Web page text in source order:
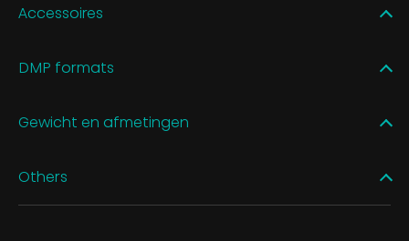
Accessoires
DMP formats
Gewicht en afmetingen
Others